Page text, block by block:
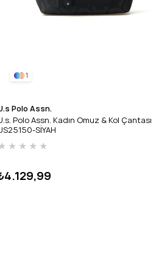
1
Polo Assn.
Polo Assn. Kadın Omuz & Kol Çantası
SİYAH
★ ★ ★ ★